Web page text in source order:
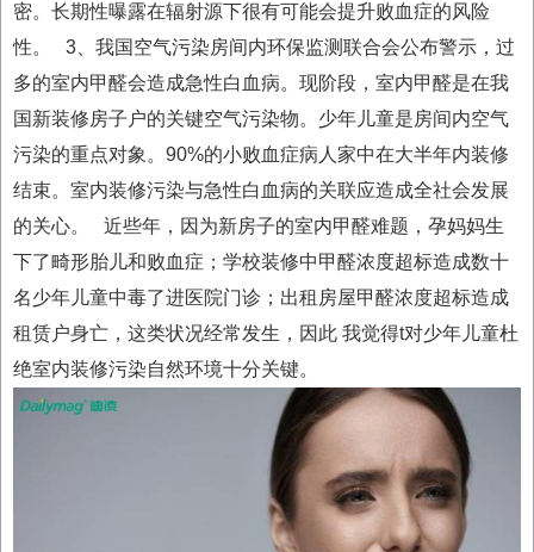
密。长期性曝露在辐射源下很有可能会提升败血症的风险
性。
3、我国空气污染房间内环保监测联合会公布警示，过
多的室内甲醛会造成急性白血病。现阶段，室内甲醛是在我
国新装修房子户的关键空气污染物。少年儿童是房间内空气
污染的重点对象。90%的小败血症病人家中在大半年内装修
结束。室内装修污染与急性白血病的关联应造成全社会发展
的关心。
近些年，因为新房子的室内甲醛难题，孕妈妈生
下了畸形胎儿和败血症；学校装修中甲醛浓度超标造成数十
名少年儿童中毒了进医院门诊；出租房屋甲醛浓度超标造成
租赁户身亡，这类状况经常发生，因此 我觉得t对少年儿童杜
绝室内装修污染自然环境十分关键。